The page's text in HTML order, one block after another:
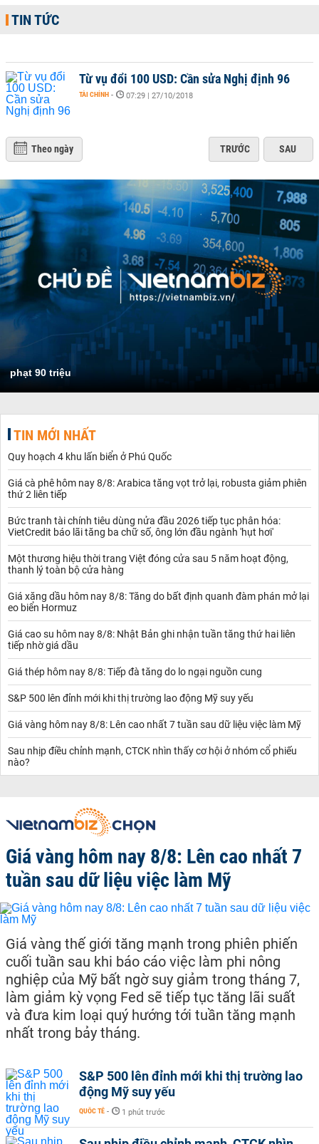
TIN TỨC
Từ vụ đổi 100 USD: Cần sửa Nghị định 96
TÀI CHÍNH - 07:29 | 27/10/2018
Theo ngày TRƯỚC SAU
phạt 90 triệu
TIN MỚI NHẤT
Quy hoạch 4 khu lấn biển ở Phú Quốc
Giá cà phê hôm nay 8/8: Arabica tăng vọt trở lại, robusta giảm phiên
thứ 2 liên tiếp
Bức tranh tài chính tiêu dùng nửa đầu 2026 tiếp tục phân hóa:
VietCredit báo lãi tăng ba chữ số, ông lớn đầu ngành 'hụt hơi'
Một thương hiệu thời trang Việt đóng cửa sau 5 năm hoạt động,
thanh lý toàn bộ cửa hàng
Giá xăng dầu hôm nay 8/8: Tăng do bất định quanh đàm phán mở lại
eo biển Hormuz
Giá cao su hôm nay 8/8: Nhật Bản ghi nhận tuần tăng thứ hai liên
tiếp nhờ giá dầu
Giá thép hôm nay 8/8: Tiếp đà tăng do lo ngại nguồn cung
S&P 500 lên đỉnh mới khi thị trường lao động Mỹ suy yếu
Giá vàng hôm nay 8/8: Lên cao nhất 7 tuần sau dữ liệu việc làm Mỹ
Sau nhịp điều chỉnh mạnh, CTCK nhìn thấy cơ hội ở nhóm cổ phiếu
nào?
Giá vàng hôm nay 8/8: Lên cao nhất 7
tuần sau dữ liệu việc làm Mỹ
Giá vàng thế giới tăng mạnh trong phiên phiến
cuối tuần sau khi báo cáo việc làm phi nông
nghiệp của Mỹ bất ngờ suy giảm trong tháng 7,
làm giảm kỳ vọng Fed sẽ tiếp tục tăng lãi suất
và đưa kim loại quý hướng tới tuần tăng mạnh
nhất trong bảy tháng.
S&P 500 lên đỉnh mới khi thị trường lao
động Mỹ suy yếu
QUỐC TẾ - 1 phút trước